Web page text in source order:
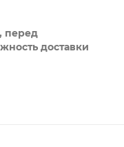
перед
доставки